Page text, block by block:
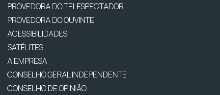
PROVEDORA DO TELESPECTADOR
PROVEDORA DO OUVINTE
ACESSIBILIDADES
SATÉLITES
A EMPRESA
CONSELHO GERAL INDEPENDENTE
CONSELHO DE OPINIÃO